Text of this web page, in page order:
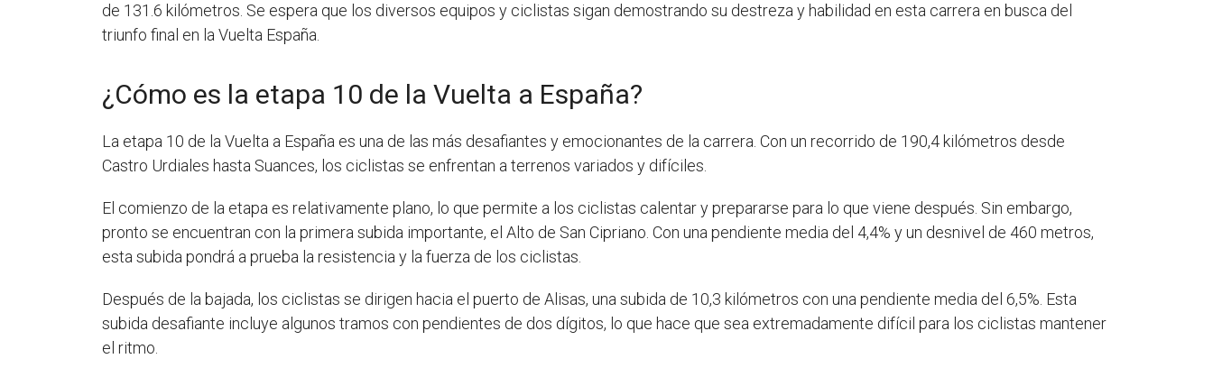
de 131.6 kilómetros. Se espera que los diversos equipos y ciclistas sigan demostrando su destreza y habilidad en esta carrera en busca del
triunfo final en la Vuelta España.
¿Cómo es la etapa 10 de la Vuelta a España?
La etapa 10 de la Vuelta a España es una de las más desafiantes y emocionantes de la carrera. Con un recorrido de 190,4 kilómetros desde
Castro Urdiales hasta Suances, los ciclistas se enfrentan a terrenos variados y difíciles.
El comienzo de la etapa es relativamente plano, lo que permite a los ciclistas calentar y prepararse para lo que viene después. Sin embargo,
pronto se encuentran con la primera subida importante, el Alto de San Cipriano. Con una pendiente media del 4,4% y un desnivel de 460 metros,
esta subida pondrá a prueba la resistencia y la fuerza de los ciclistas.
Después de la bajada, los ciclistas se dirigen hacia el puerto de Alisas, una subida de 10,3 kilómetros con una pendiente media del 6,5%. Esta
subida desafiante incluye algunos tramos con pendientes de dos dígitos, lo que hace que sea extremadamente difícil para los ciclistas mantener
el ritmo.